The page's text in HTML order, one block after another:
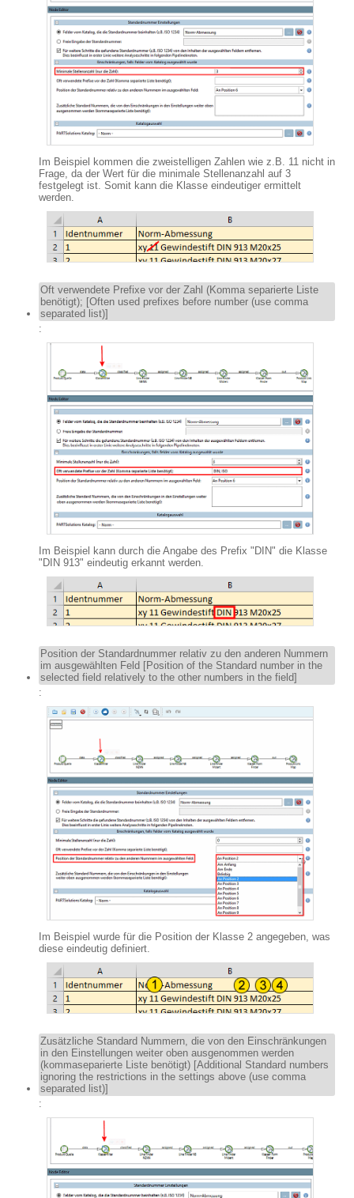
Im Beispiel kommen die zweistelligen Zahlen wie z.B. 11 nicht in
Frage, da der Wert für die minimale Stellenanzahl auf 3
festgelegt ist. Somit kann die Klasse eindeutiger ermittelt
werden.
Oft verwendete Prefixe vor der Zahl (Komma separierte Liste
benötigt); [Often used prefixes before number (use comma
separated list)]
:
Im Beispiel kann durch die Angabe des Prefix "DIN" die Klasse
"DIN 913" eindeutig erkannt werden.
Position der Standardnummer relativ zu den anderen Nummern
im ausgewählten Feld [Position of the Standard number in the
selected field relatively to the other numbers in the field]
:
Im Beispiel wurde für die Position der Klasse 2 angegeben, was
diese eindeutig definiert.
Zusätzliche Standard Nummern, die von den Einschränkungen
in den Einstellungen weiter oben ausgenommen werden
(kommaseparierte Liste benötigt) [Additional Standard numbers
ignoring the restrictions in the settings above (use comma
separated list)]
: